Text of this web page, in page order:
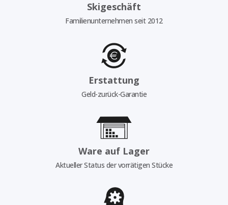
Skigeschäft
Familienunternehmen seit 2012
Erstattung
Geld-zurück-Garantie
Ware auf Lager
Aktueller Status der vorrätigen Stücke